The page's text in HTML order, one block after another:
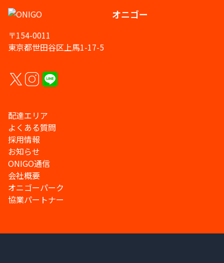
オニゴー
〒154-0011
東京都世田谷区上馬1-17-5
配達エリア
よくある質問
採用情報
お知らせ
ONIGO通信
会社概要
オニゴーパーク
協業パートナー